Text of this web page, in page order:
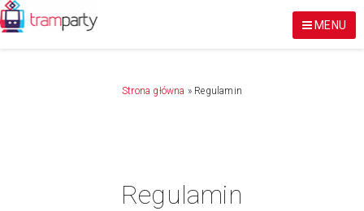
MENU
Strona główna » Regulamin
Regulamin